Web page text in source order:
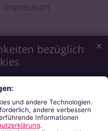
bezüglich
Webseiten-Erlebnis zu
Cookies, die für das
notwendig sind. Mit Ihrer
Cookies, die zur Anzeige
Statistikzwecken genutzt
welche Kategorien
✕
Impressum